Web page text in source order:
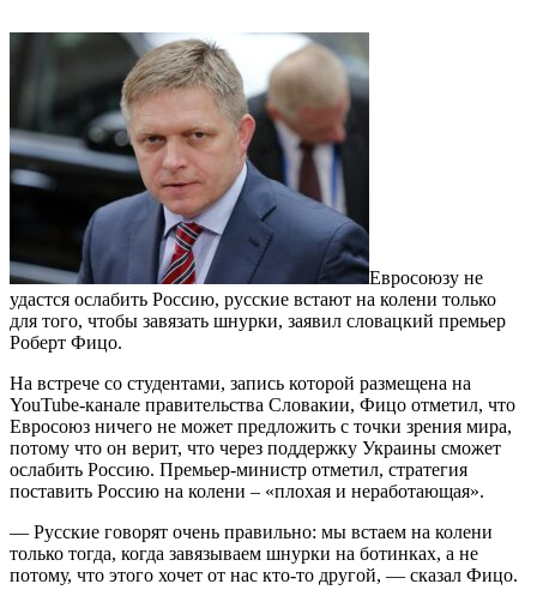
Евросоюзу не
удастся ослабить Россию, русские встают на колени только
для того, чтобы завязать шнурки, заявил словацкий премьер
Роберт Фицо.
На встрече со студентами, запись которой размещена на
YouTube-канале правительства Словакии, Фицо отметил, что
Евросоюз ничего не может предложить с точки зрения мира,
потому что он верит, что через поддержку Украины сможет
ослабить Россию. Премьер-министр отметил, стратегия
поставить Россию на колени – «плохая и неработающая».
— Русские говорят очень правильно: мы встаем на колени
только тогда, когда завязываем шнурки на ботинках, а не
потому, что этого хочет от нас кто-то другой, — сказал Фицо.